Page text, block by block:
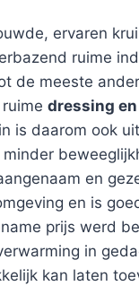
ervaren
ruime
de meeste
dressing
is daarom ook
en
en is
prijs werd
in
kan laten